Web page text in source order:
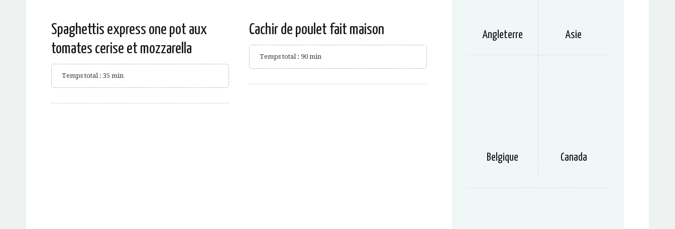
Spaghettis express one pot aux
tomates cerise et mozzarella
Temps total : 35 min
Cachir de poulet fait maison
Temps total : 90 min
Angleterre Asie
Belgique Canada